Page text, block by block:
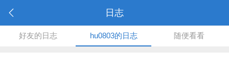
日志
好友的日志 hu0803的日志 随便看看